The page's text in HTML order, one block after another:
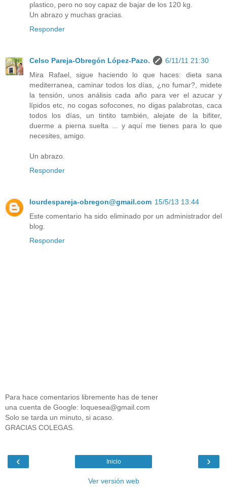
plastico, pero no soy capaz de bajar de los 120 kg.
Un abrazo y muchas gracias.
Responder
Celso Pareja-Obregón López-Pazo.
6/11/11 21:30
Mira Rafael, sigue haciendo lo que haces: dieta sana
mediterranea, caminar todos los días, ¿no fumar?, midete
la tensión, unos análisis cada año para ver el azucar y
lípidos etc, no cogas sofocones, no digas palabrotas, caca
todos los días, un tintito también, alejate de la bifiter,
duerme a pierna suelta ... y aquí me tienes para lo que
necesites, amigo.
Un abrazo.
Responder
lourdespareja-obregon@gmail.com 15/5/13 13:44
Este comentario ha sido eliminado por un administrador del
blog.
Responder
Para hace comentarios libremente has de tener
una cuenta de Google: loquesea@gmail.com
Solo se tarda un minuto, si acaso.
GRACIAS COLEGAS.
‹ ›
Inicio
Ver versión web